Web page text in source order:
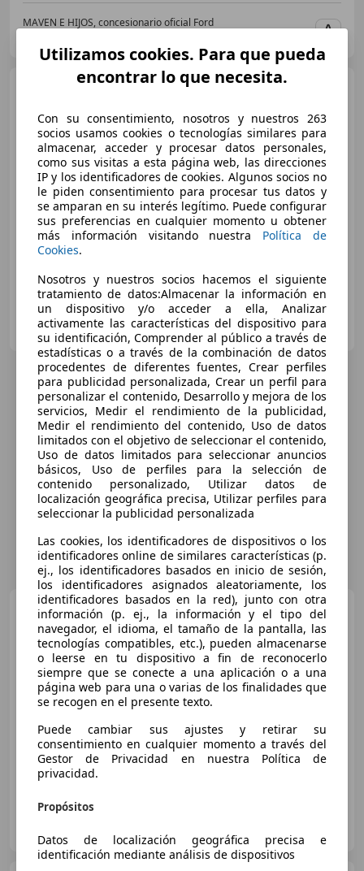
MAVEN E HIJOS, concesionario oficial Ford
Honda Civic
€ 27.817
Súper oferta
05/2025 13.713 km
Electro/Gasolina
135 kW (184 CV)
AUTOHERO VALENCIA
ES-46014 Valencia
Honda Legend 3.5 V6
€ 12.950
Sin
01/2010 131.000 km Gasolina 217 kW (295 CV)
STYLE CAR CANARIAS
ES-35014 LAS PALMAS DE GRAN CANARIA
Utilizamos cookies. Para que pueda
encontrar lo que necesita.
Con su consentimiento, nosotros y nuestros 263
socios usamos cookies o tecnologías similares para
almacenar, acceder y procesar datos personales,
como sus visitas a esta página web, las direcciones
IP y los identificadores de cookies. Algunos socios no
le piden consentimiento para procesar tus datos y
se amparan en su interés legítimo. Puede configurar
sus preferencias en cualquier momento u obtener
más información visitando nuestra Política de
Cookies.
Nosotros y nuestros socios hacemos el siguiente
tratamiento de datos:Almacenar la información en
un dispositivo y/o acceder a ella, Analizar
activamente las características del dispositivo para
su identificación, Comprender al público a través de
estadísticas o a través de la combinación de datos
procedentes de diferentes fuentes, Crear perfiles
para publicidad personalizada, Crear un perfil para
personalizar el contenido, Desarrollo y mejora de los
servicios, Medir el rendimiento de la publicidad,
Medir el rendimiento del contenido, Uso de datos
limitados con el objetivo de seleccionar el contenido,
Uso de datos limitados para seleccionar anuncios
básicos, Uso de perfiles para la selección de
contenido personalizado, Utilizar datos de
localización geográfica precisa, Utilizar perfiles para
seleccionar la publicidad personalizada
Las cookies, los identificadores de dispositivos o los
identificadores online de similares características (p.
ej., los identificadores basados en inicio de sesión,
los identificadores asignados aleatoriamente, los
identificadores basados en la red), junto con otra
información (p. ej., la información y el tipo del
navegador, el idioma, el tamaño de la pantalla, las
tecnologías compatibles, etc.), pueden almacenarse
o leerse en tu dispositivo a fin de reconocerlo
siempre que se conecte a una aplicación o a una
página web para una o varias de los finalidades que
se recogen en el presente texto.
Puede cambiar sus ajustes y retirar su
consentimiento en cualquier momento a través del
Gestor de Privacidad en nuestra Política de
privacidad.
Propósitos
Datos de localización geográfica precisa e
identificación mediante análisis de dispositivos